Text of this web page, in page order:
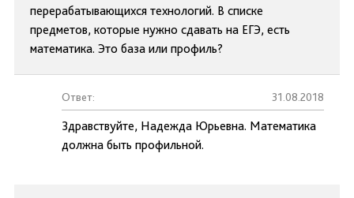
перерабатывающихся технологий. В списке
предметов, которые нужно сдавать на ЕГЭ, есть
математика. Это база или профиль?
Ответ: 31.08.2018
Здравствуйте, Надежда Юрьевна. Математика
должна быть профильной.